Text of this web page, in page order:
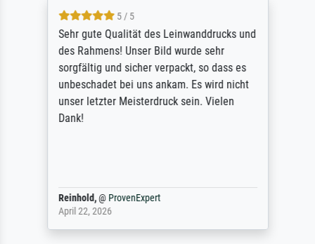
5 / 5
Sehr gute Qualität des Leinwanddrucks und
des Rahmens! Unser Bild wurde sehr
sorgfältig und sicher verpackt, so dass es
unbeschadet bei uns ankam. Es wird nicht
unser letzter Meisterdruck sein. Vielen
Dank!
Reinhold,@ ProvenExpert
April 22, 2026